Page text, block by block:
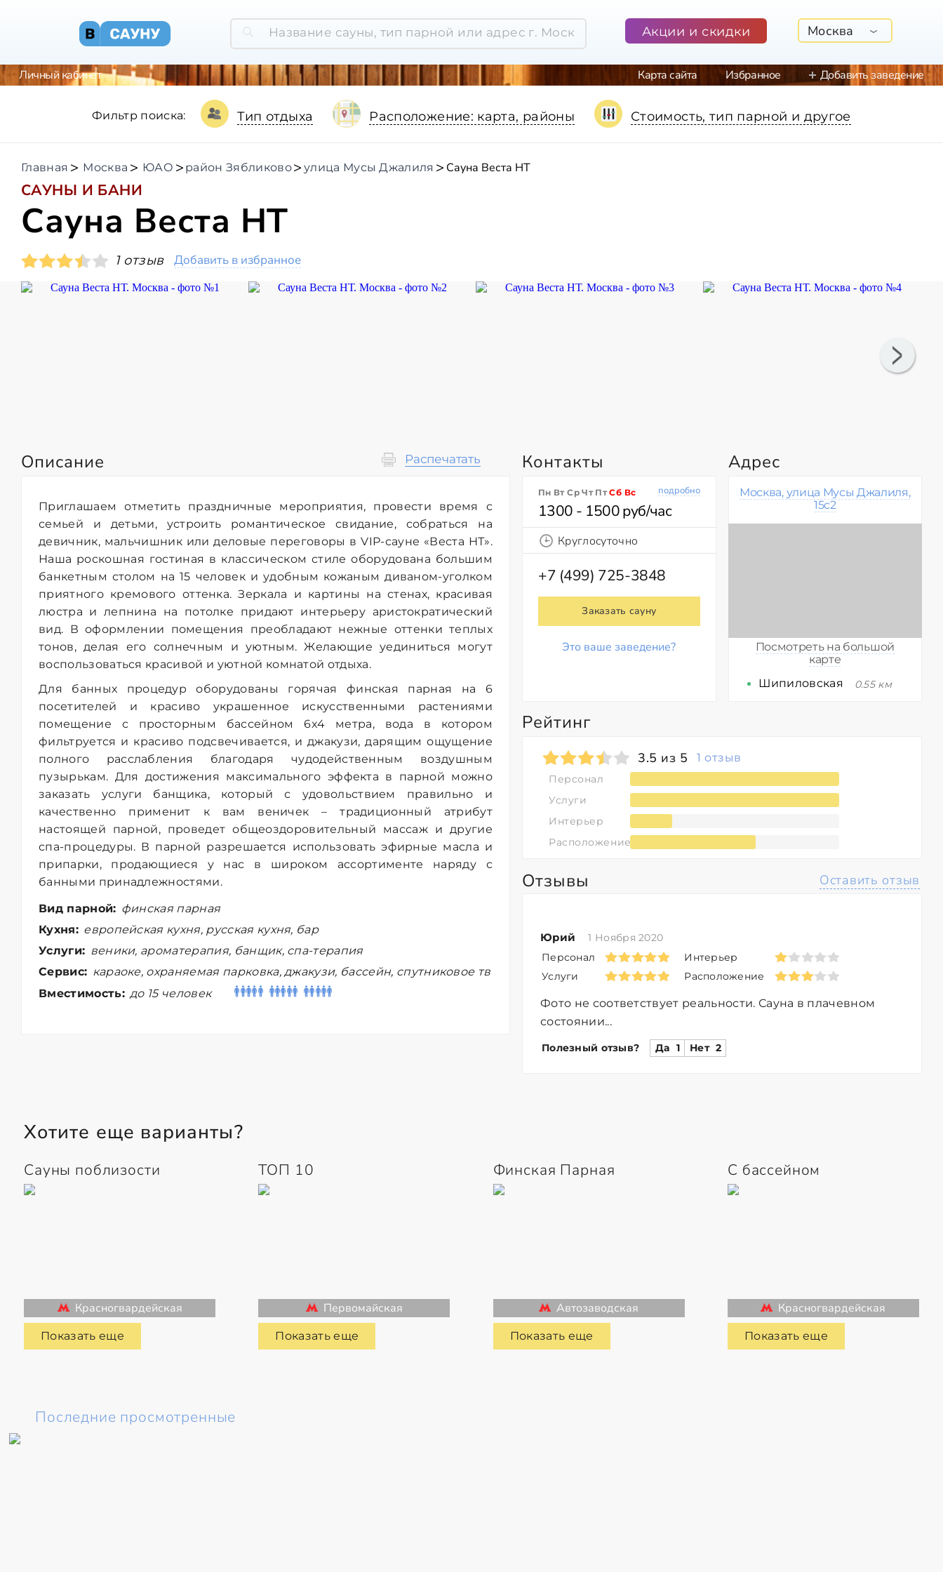
Акции и скидки Москва
Личный кабинет Карта сайта Избранное Добавить заведение
Фильтр поиска: Тип отдыха Расположение: карта, районы Стоимость, тип парной и другое
Главная Москва ЮАО район Зябликово улица Мусы Джалиля Сауна Веста НТ
САУНЫ И БАНИ
Сауна Веста НТ
1 отзыв Добавить в избранное
Описание Распечатать
Приглашаем отметить праздничные мероприятия, провести время с
семьей и детьми, устроить романтическое свидание, собраться на
девичник, мальчишник или деловые переговоры в VIP-сауне «Веста НТ».
Наша роскошная гостиная в классическом стиле оборудована большим
банкетным столом на 15 человек и удобным кожаным диваном-уголком
приятного кремового оттенка. Зеркала и картины на стенах, красивая
люстра и лепнина на потолке придают интерьеру аристократический
вид. В оформлении помещения преобладают нежные оттенки теплых
тонов, делая его солнечным и уютным. Желающие уединиться могут
воспользоваться красивой и уютной комнатой отдыха.
Для банных процедур оборудованы горячая финская парная на 6
посетителей и красиво украшенное искусственными растениями
помещение с просторным бассейном 6x4 метра, вода в котором
фильтруется и красиво подсвечивается, и джакузи, дарящим ощущение
полного расслабления благодаря чудодейственным воздушным
пузырькам. Для достижения максимального эффекта в парной можно
заказать услуги банщика, который с удовольствием правильно и
качественно применит к вам веничек – традиционный атрибут
настоящей парной, проведет общеоздоровительный массаж и другие
спа-процедуры. В парной разрешается использовать эфирные масла и
припарки, продающиеся у нас в широком ассортименте наряду с
банными принадлежностями.
Вид парной: финская парная
Кухня: европейская кухня, русская кухня, бар
Услуги: веники, ароматерапия, банщик, спа-терапия
Сервис: караоке, охраняемая парковка, джакузи, бассейн, спутниковое тв
Вместимость: до 15 человек
Контакты
подробно
Пн Вт Ср Чт ПтСб Вс
1300 - 1500 руб/час
Круглосуточно
+7 (499) 725-3848
Заказать сауну
Это ваше заведение?
Адрес
Москва, улица Мусы Джалиля,
15с2
Посмотреть на большой
карте
Шипиловская
0.55 км
Рейтинг
3.5 из 5 1 отзыв
Персонал
Услуги
Интерьер
Расположение
Отзывы Оставить отзыв
Юрий
1 Ноября 2020
Персонал
Услуги
Интерьер
Расположение
Фото не соответствует реальности. Сауна в плачевном
состоянии...
Полезный отзыв? Да 1 Нет 2
Хотите еще варианты?
Сауны поблизости
Красногвардейская
Показать еще
ТОП 10
Первомайская
Показать еще
Финская Парная
Автозаводская
Показать еще
С бассейном
Красногвардейская
Показать еще
Последние просмотренные